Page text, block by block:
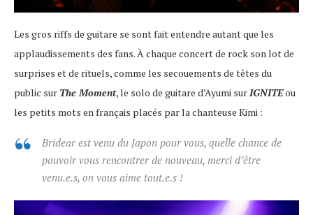
Les gros riffs de guitare se sont fait entendre autant que les
applaudissements des fans. À chaque concert de rock son lot de
surprises et de rituels, comme les secouements de têtes du
public sur The Moment, le solo de guitare d’Ayumi sur IGNITEou
les petits mots en français placés par la chanteuse Kimi :
Bridear est venu du Japon pour vous, quelle chance de
pouvoir vous rencontrer de nouveau, merci d’être
venu.e.s, on vous aime tout.e.s !